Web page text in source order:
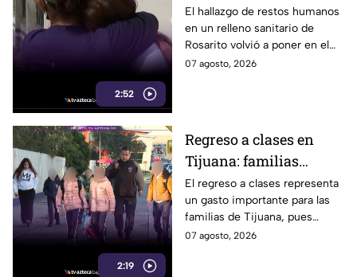
2:52
detienen: hallazgo de
restos humanos
reaviva la
preocupación
El hallazgo de restos humanos
en un relleno sanitario de
Rosarito volvió a poner en el
centro la labor de las madres
07 agosto, 2026
2:19
Regreso a clases en
Tijuana: familias
podrían gastar hasta 5
mil pesos en uniformes
y calzado
El regreso a clases representa
un gasto importante para las
familias de Tijuana, pues
uniformes y calzado pueden
07 agosto, 2026